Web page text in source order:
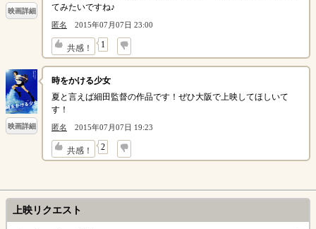
映画詳細
てみたいですね♪
匿名 2015年07月07日 23:00
共感！ 1
↓
映画詳細
時をかける少女
夏と言えば細田監督の作品です！ぜひ大阪で上映してほしいて
す！
匿名 2015年07月07日 19:23
共感！ 2
↓
上映リクエスト